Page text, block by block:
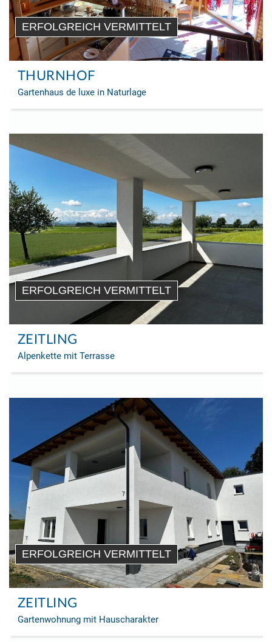
ERFOLGREICH VERMITTELT
THURNHOF
Gartenhaus de luxe in Naturlage
ERFOLGREICH VERMITTELT
ZEITLING
Alpenkette mit Terrasse
ERFOLGREICH VERMITTELT
ZEITLING
Gartenwohnung mit Hauscharakter